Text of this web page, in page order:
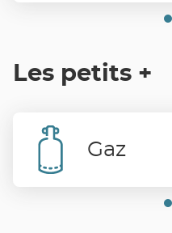
Les petits +
Gaz